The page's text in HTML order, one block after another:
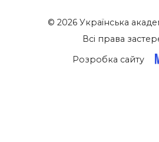
© 2026 Українська
Всі права
Розробка сайту